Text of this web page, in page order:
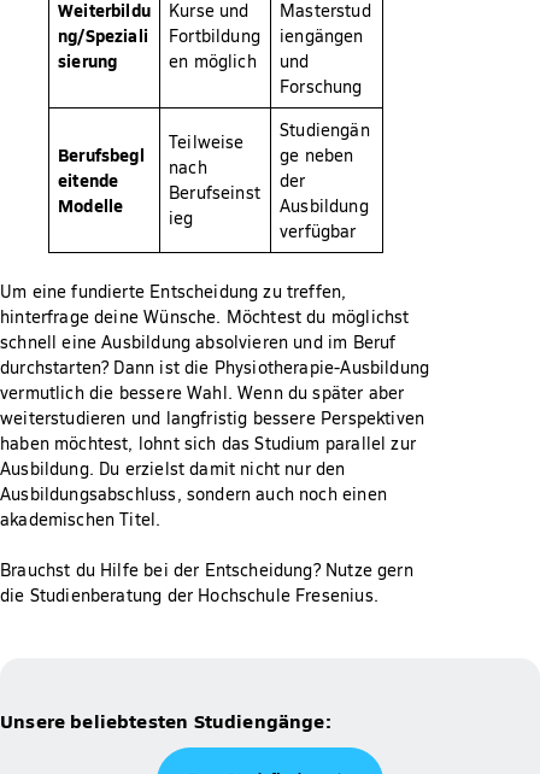
Weiterbildu
ng/Speziali
sierung
Kurse und
Fortbildung
en möglich
Masterstud
iengängen
und
Forschung
Berufsbegl
eitende
Modelle
Teilweise
nach
Berufseinst
ieg
Studiengän
ge neben
der
Ausbildung
verfügbar
Um eine fundierte Entscheidung zu treffen,
hinterfrage deine Wünsche. Möchtest du möglichst
schnell eine Ausbildung absolvieren und im Beruf
durchstarten? Dann ist die Physiotherapie-Ausbildung
vermutlich die bessere Wahl. Wenn du später aber
weiterstudieren und langfristig bessere Perspektiven
haben möchtest, lohnt sich das Studium parallel zur
Ausbildung. Du erzielst damit nicht nur den
Ausbildungsabschluss, sondern auch noch einen
akademischen Titel.
Brauchst du Hilfe bei der Entscheidung? Nutze gern
die Studienberatung der Hochschule Fresenius.
Unsere beliebtesten Studiengänge: